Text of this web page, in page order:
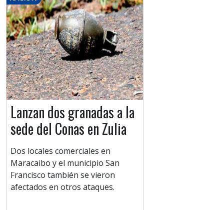
Lanzan dos granadas a la
sede del Conas en Zulia
Dos locales comerciales en
Maracaibo y el municipio San
Francisco también se vieron
afectados en otros ataques.